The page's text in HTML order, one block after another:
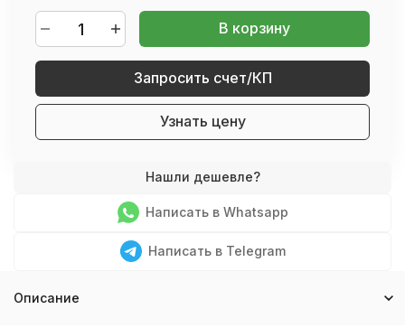
В корзину
Запросить счет/КП
Узнать цену
Написать в Whatsapp
Написать в Telegram
Описание